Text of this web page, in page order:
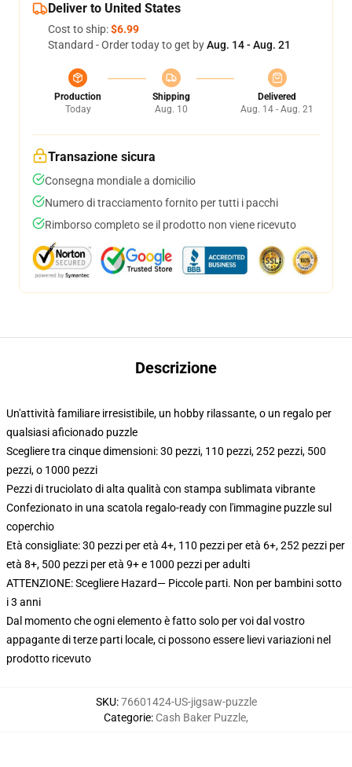
Deliver to United States
Cost to ship:$6.99
Standard - Order today to get byAug. 14 - Aug. 21
Production
Today
Shipping
Aug. 10
Delivered
Aug. 14 - Aug. 21
Transazione sicura
Consegna mondiale a domicilio
Numero di tracciamento fornito per tutti i pacchi
Rimborso completo se il prodotto non viene ricevuto
Descrizione
Un'attività familiare irresistibile, un hobby rilassante, o un regalo per
qualsiasi aficionado puzzle
Scegliere tra cinque dimensioni: 30 pezzi, 110 pezzi, 252 pezzi, 500
pezzi, o 1000 pezzi
Pezzi di truciolato di alta qualità con stampa sublimata vibrante
Confezionato in una scatola regalo-ready con l'immagine puzzle sul
coperchio
Età consigliate: 30 pezzi per età 4+, 110 pezzi per età 6+, 252 pezzi per
età 8+, 500 pezzi per età 9+ e 1000 pezzi per adulti
ATTENZIONE: Scegliere Hazard— Piccole parti. Non per bambini sotto
i 3 anni
Dal momento che ogni elemento è fatto solo per voi dal vostro
appagante di terze parti locale, ci possono essere lievi variazioni nel
prodotto ricevuto
SKU:76601424-US-jigsaw-puzzle
Categorie: Cash Baker Puzzle,